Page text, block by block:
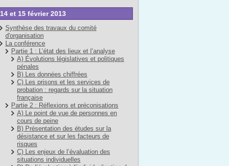
14 et 15 février 2013
Synthèse des travaux du comité
d'organisation
La conférence
Partie 1 : L’état des lieux et l’analyse
A) Évolutions législatives et politiques
pénales
B) Les données chiffrées
C) Les prisons et les services de
probation : regards sur la situation
française
Partie 2 : Réflexions et préconisations
A) Le point de vue de personnes en
cours de peine
B) Présentation des études sur la
désistance et sur les facteurs de
risques
C) Les enjeux de l’évaluation des
situations individuelles